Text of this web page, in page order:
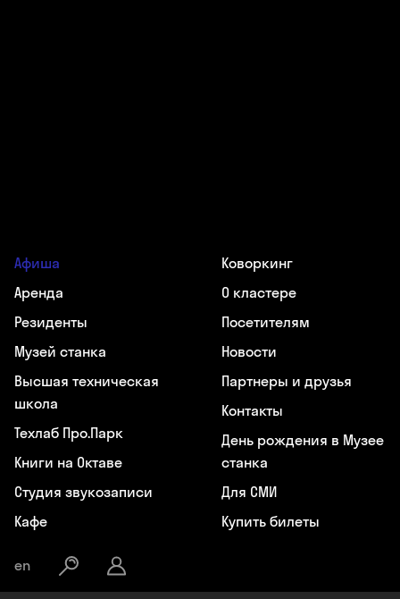
Афиша
Аренда
Резиденты
Музей станка
Высшая техническая
школа
Техлаб Про.Парк
Книги на Октаве
Студия звукозаписи
Кафе
Коворкинг
О кластере
Посетителям
Новости
Партнеры и друзья
Контакты
День рождения в Музее
станка
Для СМИ
Купить билеты
en